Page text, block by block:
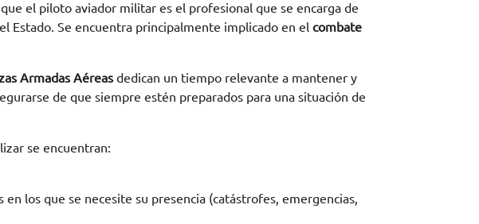
el piloto aviador militar es el profesional que se encarga de
Estado. Se encuentra principalmente implicado en el combate
Armadas Aéreasdedican un tiempo relevante a mantener y
de que siempre estén preparados para una situación de
se encuentran:
los que se necesite su presencia (catástrofes, emergencias,